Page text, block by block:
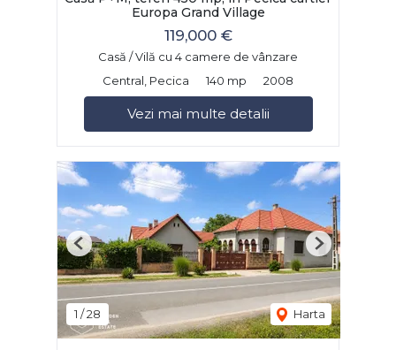
Europa Grand Village
119,000 €
Casă / Vilă cu 4 camere de vânzare
Central, Pecica
140 mp 2008
Vezi mai multe detalii
1 /28 Harta
Previous Next